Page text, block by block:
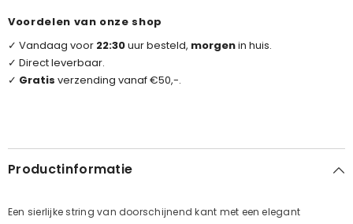
En
En
Voordelen van onze shop
✓ Vandaag voor 22:30uur besteld, morgenin huis.
✓ Direct leverbaar.
✓ Gratis verzending vanaf €50,-.
Productinformatie
Een sierlijke string van doorschijnend kant met een elegant